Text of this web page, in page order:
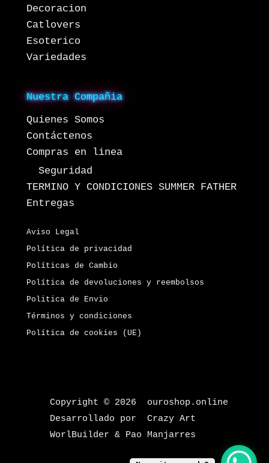
Decoracion
Catlovers
Esoterico
Variedades
Nuestra Compañia
Quienes Somos
Contáctenos
Compras en linea
Seguridad
TERMINO Y CONDICIONES SUMMER FATHER
Entregas
Aviso Legal
Política de privacidad
Políticas de Cambio
Política de devoluciones y reembolsos
Politica de Envio
Términos y condiciones
Política de cookies (UE)
Copyright © 2026 ouroshop.online
Desarrollado por Crazy Art
WorlBuilder & Pao Manjarres